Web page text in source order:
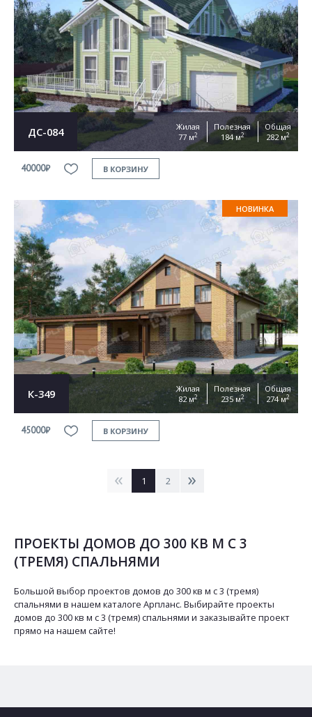
ДС-084
Жилая
77 м2
Полезная
184 м2
Общая
282 м2
40000₽ В КОРЗИНУ
НОВИНКА
К-349
Жилая
82 м2
Полезная
235 м2
Общая
274 м2
45000₽ В КОРЗИНУ
< 1 2 >
ПРОЕКТЫ ДОМОВ ДО 300 КВ М С 3
(ТРЕМЯ) СПАЛЬНЯМИ
Большой выбор проектов домов до 300 кв м с 3 (тремя)
спальнями в нашем каталоге Арпланс. Выбирайте проекты
домов до 300 кв м с 3 (тремя) спальнями и заказывайте проект
прямо на нашем сайте!